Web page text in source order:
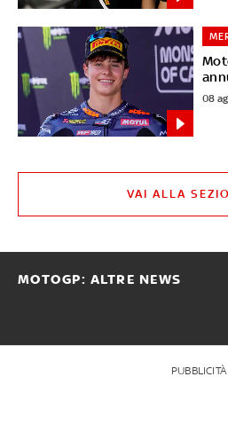
08
VAI ALLA
MOTOGP: ALTRE NEWS
PUBBLICITÀ